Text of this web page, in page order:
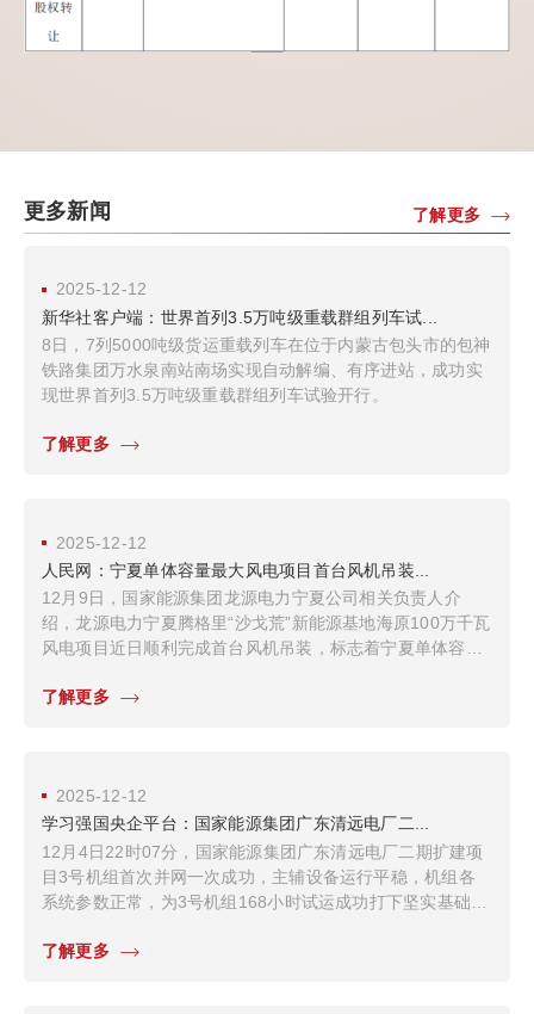
更多新闻 了解更多
2025-12-12
新华社客户端：世界首列3.5万吨级重载群组列车试...
8日，7列5000吨级货运重载列车在位于内蒙古包头市的包神
铁路集团万水泉南站南场实现自动解编、有序进站，成功实
现世界首列3.5万吨级重载群组列车试验开行。
了解更多
2025-12-12
人民网：宁夏单体容量最大风电项目首台风机吊装...
12月9日，国家能源集团龙源电力宁夏公司相关负责人介
绍，龙源电力宁夏腾格里“沙戈荒”新能源基地海原100万千瓦
风电项目近日顺利完成首台风机吊装，标志着宁夏单体容量
了解更多
2025-12-12
学习强国央企平台：国家能源集团广东清远电厂二...
12月4日22时07分，国家能源集团广东清远电厂二期扩建项
目3号机组首次并网一次成功，主辅设备运行平稳，机组各
系统参数正常，为3号机组168小时试运成功打下坚实基础，
力。
了解更多